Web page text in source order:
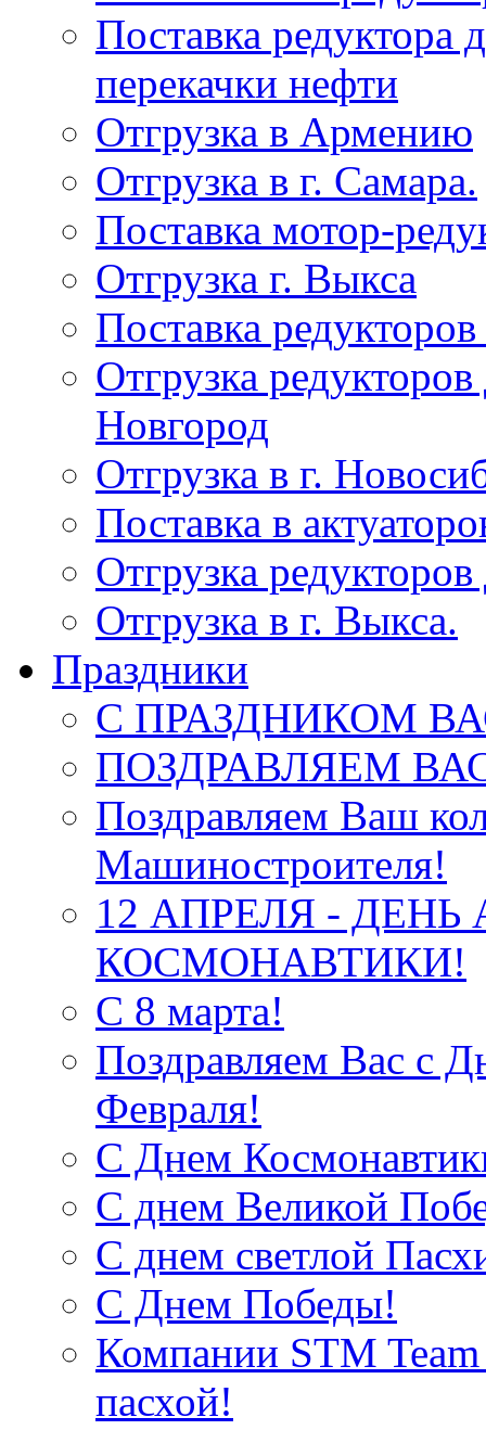
Поставка редуктора
перекачки нефти
Отгрузка в Армению
Отгрузка в г. Самара.
Поставка мотор-
Отгрузка г. Выкса
Поставка
Отгрузка
Новгород
Отгрузка в г.
Поставка в
Отгрузка
Отгрузка в г. Выкса.
Праздники
С ПРАЗДНИКОМ
ПОЗДРАВЛЯЕМ
Поздравляем Ваш
Машиностроителя!
12 АПРЕЛЯ -
КОСМОНАВТИКИ!
С 8 марта!
Поздравляем Вас с
Февраля!
С Днем
С днем Великой
С днем светлой
С Днем Победы!
Компании STM Team
пасхой!